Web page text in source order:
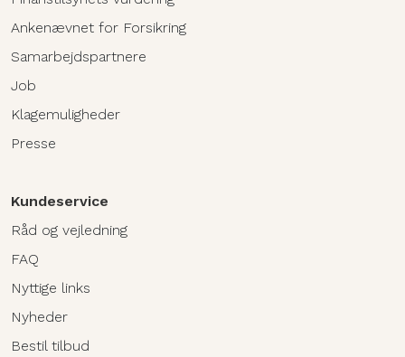
Ankenævnet for Forsikring
Samarbejdspartnere
Job
Klagemuligheder
Presse
Kundeservice
Råd og vejledning
FAQ
Nyttige links
Nyheder
Bestil tilbud